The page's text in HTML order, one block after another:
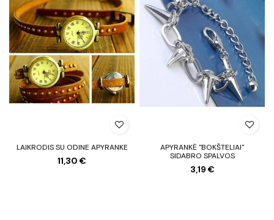
LAIKRODIS SU ODINE APYRANKE
11,30 €
APYRANKĖ "BOKŠTELIAI"
SIDABRO SPALVOS
3,19 €